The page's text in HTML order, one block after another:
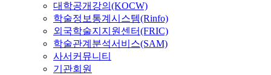
대학공개강의(KOCW)
학술정보통계시스템(Rinfo)
외국학술지지원센터(FRIC)
학술관계분석서비스(SAM)
사서커뮤니티
기관회원